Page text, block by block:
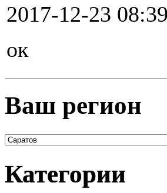
2017-12-23
ок
Ваш регион
Категории